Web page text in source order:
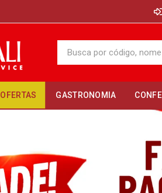
OFERTAS GASTRONOMIA